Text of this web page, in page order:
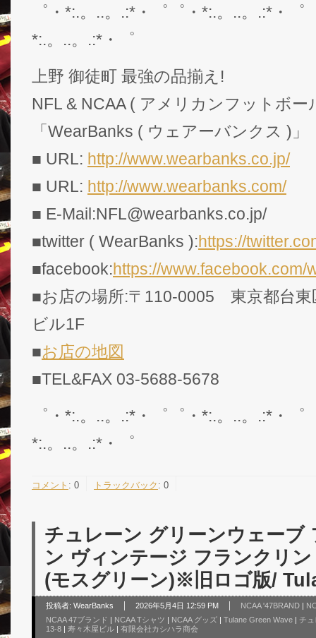
゜・*:.。..。.:*・゜゜・*:.。..。.:*・
*:.。..。.:*・゜
上野 御徒町 最強の品揃え!
NFL & NCAA ( アメリカンフットボー
「WearBanks ( ウェアーバンクス )」
■ URL: http://www.wearbanks.co.jp/
■ URL: http://www.wearbanks.com/
■ E-Mail:NFL@wearbanks.co.jp/
■twitter ( WearBanks ):https://
■facebook:https://www.facebook.com/
■お店の場所:〒110-0005 東京都台
ビル1F
■お店の地図
■TEL&FAX 03-5688-5678
゜・*:.。..。.:*・゜゜・*:.。..。.:*・
*:.。..。.:*・゜
コメント : 0 トラックバック : 0
チュレーン グリーンウェーブ
ン ヴィンテージ フランクリ
(モスグリーン)※旧ロゴ版/
投稿者: WearBanks 2026年5月4日 12:59 PM NCAA '47BRAND
NCAA 47ブランド | NCAA Tシャツ | NCAA グッズ | Tulane Green Wave | チ
13-8 | 寿々木屋ビル | 有限会社カシハラ商会